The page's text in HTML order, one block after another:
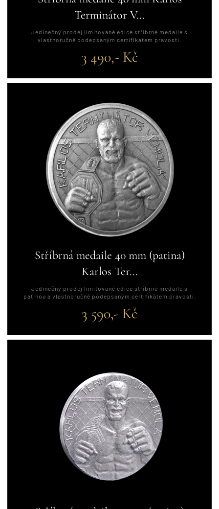
Terminátor V...
Jedinečný prodej limitované edice stříbrné medaile s
vlastnoručně podepsaným certifikátem pravosti.
3 490,- Kč
Stříbrná medaile 40 mm (patina)
Karlos Ter...
Jedinečný prodej limitované edice stříbrné medaile s
patinou a vlastnoručně podepsaným certifikátem pravosti.
3 590,- Kč